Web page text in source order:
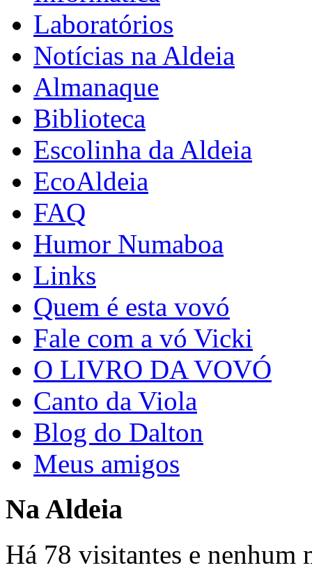
Laboratórios
Notícias na Aldeia
Almanaque
Biblioteca
Escolinha da Aldeia
EcoAldeia
FAQ
Humor Numaboa
Links
Quem é esta vovó
Fale com a vó Vicki
O LIVRO DA VOVÓ
Canto da Viola
Blog do Dalton
Meus amigos
Na Aldeia
Há 78 visitantes e nenhum